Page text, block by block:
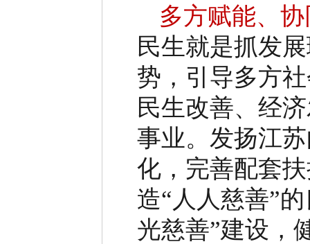
多方赋能、
民生就是抓发
势，引导多方
民生改善、经
事业。 发扬江
化，完善配套
造“人人慈善”
光慈善”建设，